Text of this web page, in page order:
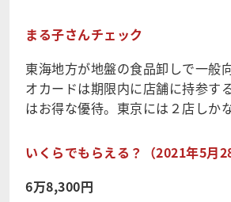
まる子さんチェック
東海地方が地盤の食品卸しで一般
オカードは期限内に店舗に持参す
はお得な優待。東京には２店しか
いくらでもらえる？（2021年5月
6万8,300円